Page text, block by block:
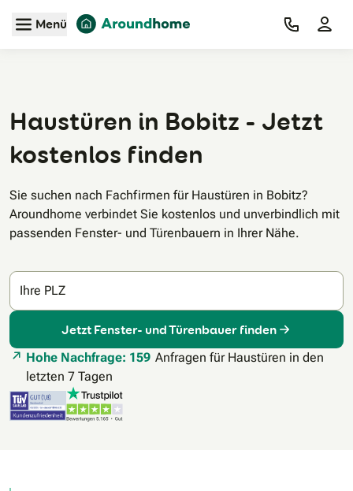
Zum Hauptinhalt
Menü
Haustüren in Bobitz - Jetzt
kostenlos finden
Sie suchen nach Fachfirmen für Haustüren in Bobitz?
Aroundhome verbindet Sie kostenlos und unverbindlich mit
passenden Fenster- und Türenbauern in Ihrer Nähe.
Ihre PLZ
Jetzt Fenster- und Türenbauer finden
Hohe Nachfrage: 159 Anfragen für Haustüren in den
letzten 7 Tagen